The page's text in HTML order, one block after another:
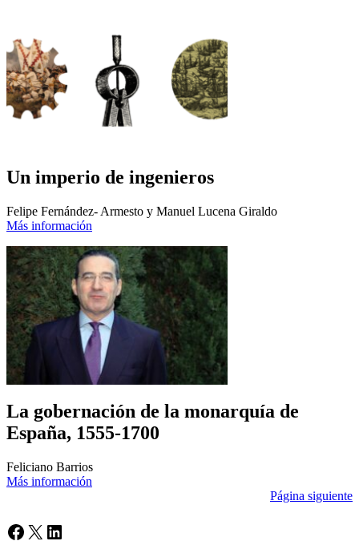
Un imperio de ingenieros
Felipe Fernández- Armesto y Manuel Lucena Giraldo
Más información
La gobernación de la monarquía de
España, 1555-1700
Feliciano Barrios
Más información
Página siguiente
Facebook
X LinkedIn